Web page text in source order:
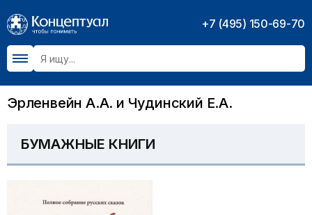
+7 (495) 150-69-70
Эрленвейн А.А. и Чудинский Е.А.
БУМАЖНЫЕ КНИГИ